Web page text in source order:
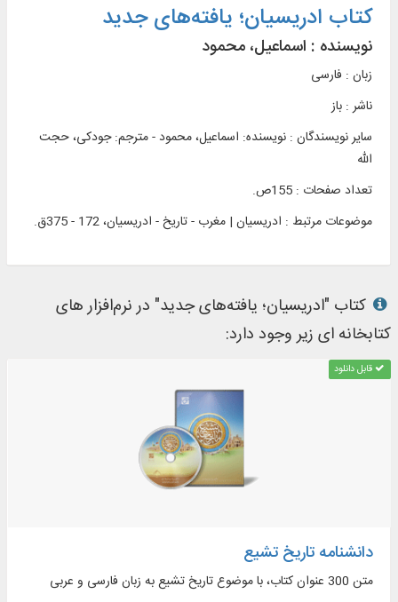
کتاب ادریسیان؛ یافته‌های جدید
نویسنده : اسماعیل، محمود
زبان : فارسی
ناشر : باز
سایر نویسندگان : نویسنده: اسماعیل، محمود - مترجم: جودکی، حجت
الله
تعداد صفحات : 155ص.
موضوعات مرتبط : ادریسیان | مغرب - تاریخ - ادریسیان، 172 - 375ق.
کتاب "ادریسیان؛ یافته‌های جدید" در نرم‌افزار های
کتابخانه ای زیر وجود دارد:
قابل دانلود
دانشنامه تاریخ تشیع
متن 300 عنوان کتاب، با موضوع تاريخ تشيع به زبان فارسی و عربی